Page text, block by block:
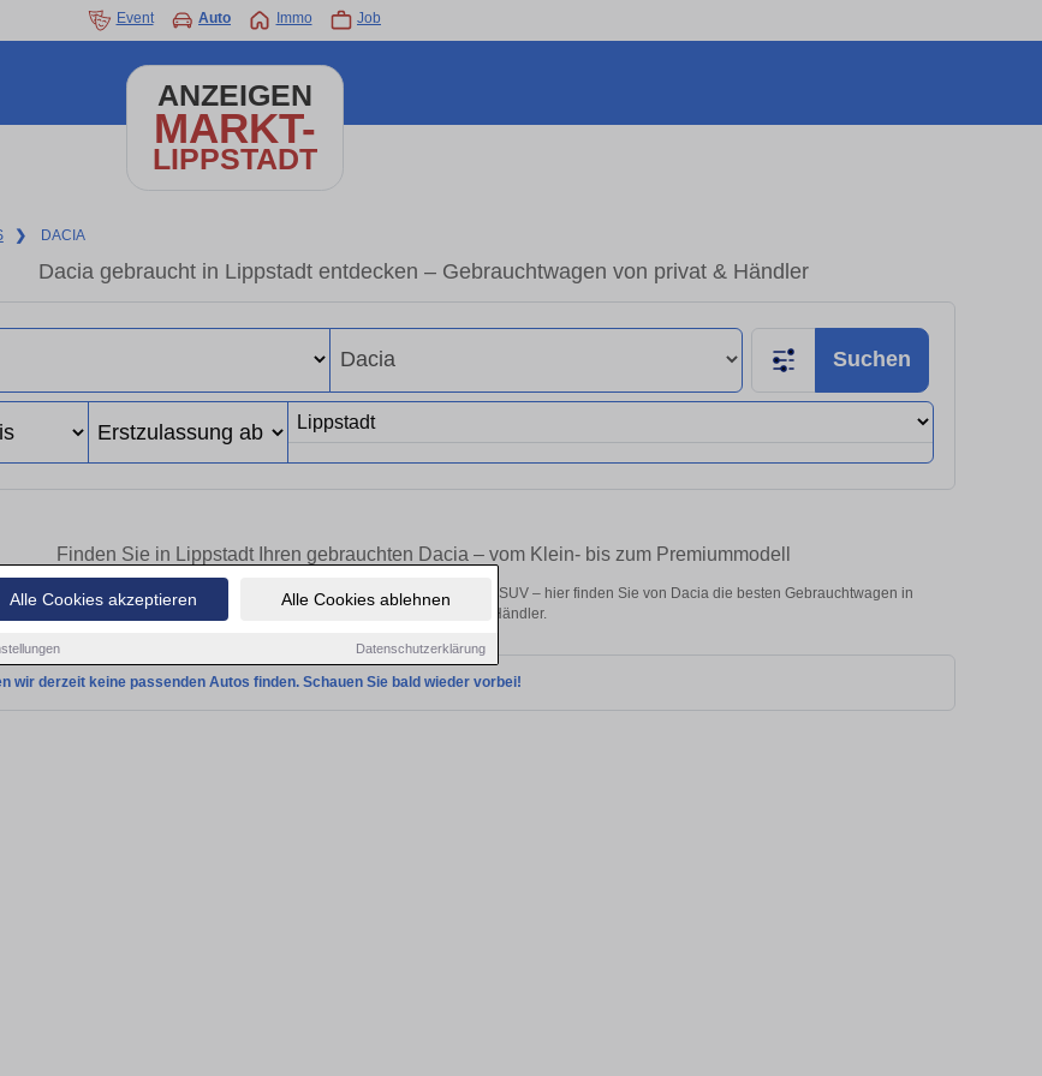
Alle Cookies akzeptieren Alle Cookies ablehnen
Datenschutzerklärung
Event Auto Immo Job
ANZEIGEN
MARKT-
LIPPSTADT
❯ DACIA
Dacia gebraucht in Lippstadt entdecken – Gebrauchtwagen von privat & Händler
Suchen
Finden Sie in Lippstadt Ihren gebrauchten Dacia – vom Klein- bis zum Premiummodell
Sie in Lippstadt gebrauchte Dacia Fahrzeuge. Von Kleinwagen bis hin zum SUV – hier finden Sie von Dacia die besten Gebrauchtwagen in
Lippstadt von privat und vom Händler.
wir derzeit keine passenden Autos finden. Schauen Sie bald wieder vorbei!